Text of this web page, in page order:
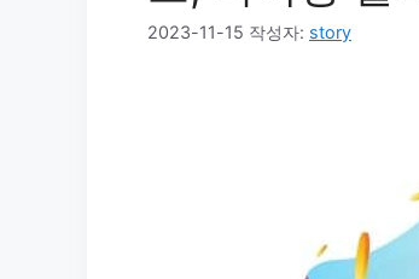
2023-11-15 작성자: story